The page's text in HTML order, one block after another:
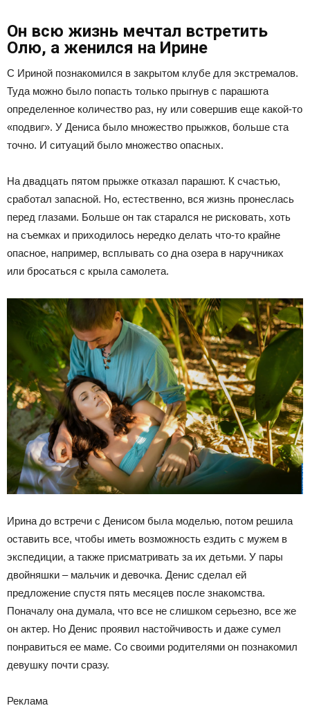
Он всю жизнь мечтал встретить
Олю, а женился на Ирине
С Ириной познакомился в закрытом клубе для экстремалов.
Туда можно было попасть только прыгнув с парашюта
определенное количество раз, ну или совершив еще какой-то
«подвиг». У Дениса было множество прыжков, больше ста
точно. И ситуаций было множество опасных.
На двадцать пятом прыжке отказал парашют. К счастью,
сработал запасной. Но, естественно, вся жизнь пронеслась
перед глазами. Больше он так старался не рисковать, хоть
на съемках и приходилось нередко делать что-то крайне
опасное, например, всплывать со дна озера в наручниках
или бросаться с крыла самолета.
Ирина до встречи с Денисом была моделью, потом решила
оставить все, чтобы иметь возможность ездить с мужем в
экспедиции, а также присматривать за их детьми. У пары
двойняшки – мальчик и девочка. Денис сделал ей
предложение спустя пять месяцев после знакомства.
Поначалу она думала, что все не слишком серьезно, все же
он актер. Но Денис проявил настойчивость и даже сумел
понравиться ее маме. Со своими родителями он познакомил
девушку почти сразу.
Реклама